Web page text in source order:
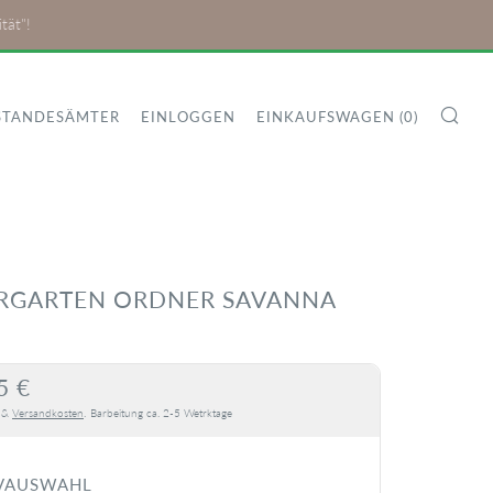
EINLOGGEN EINKAUFSWAGEN (0)
ORDNER SAVANNA
€
Versandkosten Barbeitung ca. 2-5 Wetrktage